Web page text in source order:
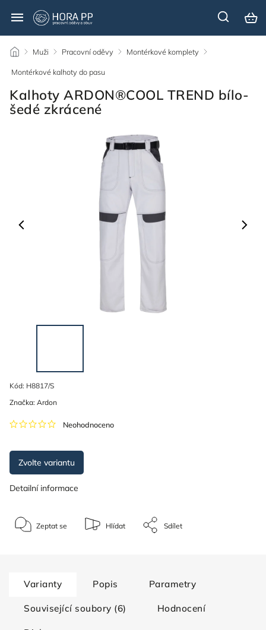
/ Muži / Pracovní oděvy / Montérkové komplety /
Montérkové kalhoty do pasu
Kalhoty ARDON®COOL TREND bílo-
šedé zkrácené
Kód: H8817/S
Neohodnoceno
Značka: Ardon
Zvolte variantu
Detailní informace
Zeptat se Hlídat Sdílet
Varianty Popis Parametry
Související soubory (6) Hodnocení